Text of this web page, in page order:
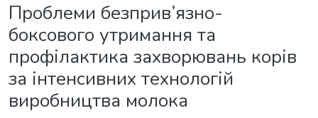
Проблеми безприв’язно-
боксового утримання та
профілактика захворювань корів
за інтенсивних технологій
виробництва молока